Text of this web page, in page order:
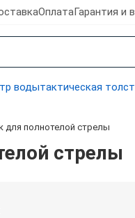
ОплатаГарантия и
водытактическая
для полнотелой стрелы
стрелы